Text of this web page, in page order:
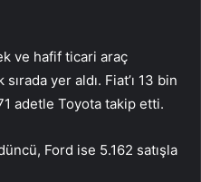
ve hafif ticari araç
yer aldı. Fiat’ı 13 bin
adetle Toyota takip etti.
Ford ise 5.162 satışla